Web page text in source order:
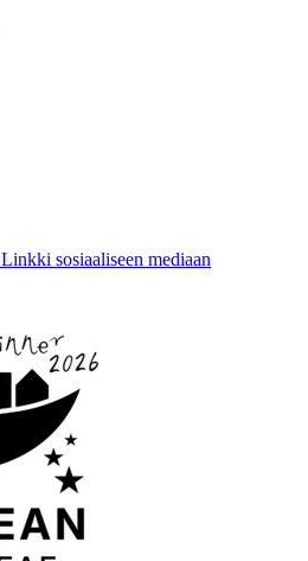
Linkki sosiaaliseen mediaan